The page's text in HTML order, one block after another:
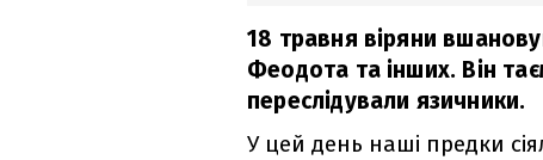
18 травня віряни
Феодота та інших. Він
переслідували язичники.
У цей день наші предки